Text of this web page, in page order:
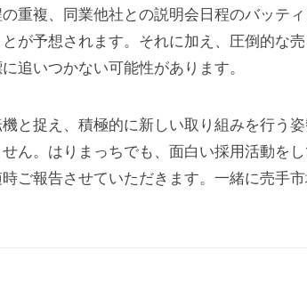
重複、同業他社との説明会日程のバッテ
が予想されます。それに加え、圧倒的な
追いつかない可能性があります。
と捉え、積極的に新しい取り組みを行う
ん。はりまっちでも、面白い採用活動を
ご報告させていただきます。一緒に売手市